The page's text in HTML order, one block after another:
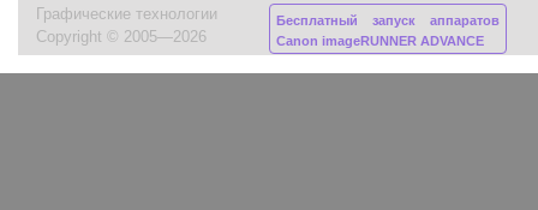
Графические технологии
Copyright © 2005—2026
Бесплатный запуск аппаратов
Canon imageRUNNER ADVANCE